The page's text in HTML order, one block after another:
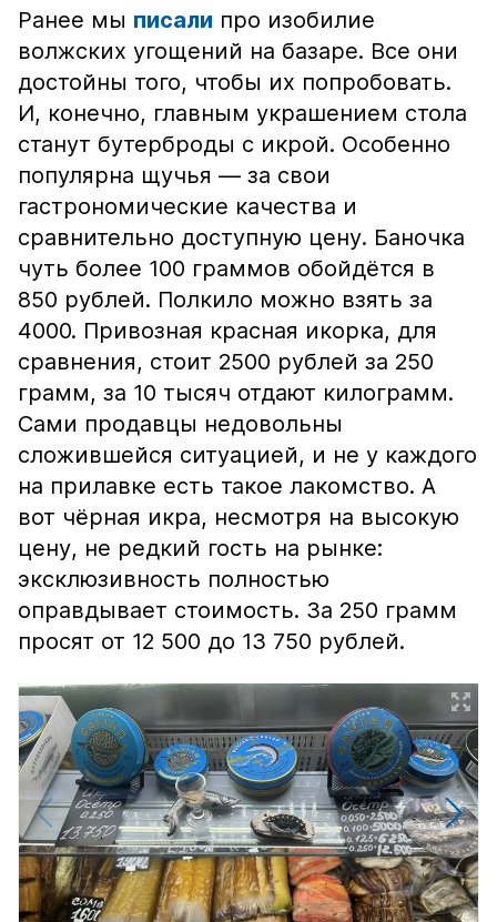
Ранее мы писали про изобилие
волжских угощений на базаре. Все они
достойны того, чтобы их попробовать.
И, конечно, главным украшением стола
станут бутерброды с икрой. Особенно
популярна щучья — за свои
гастрономические качества и
сравнительно доступную цену. Баночка
чуть более 100 граммов обойдётся в
850 рублей. Полкило можно взять за
4000. Привозная красная икорка, для
сравнения, стоит 2500 рублей за 250
грамм, за 10 тысяч отдают килограмм.
Сами продавцы недовольны
сложившейся ситуацией, и не у каждого
на прилавке есть такое лакомство. А
вот чёрная икра, несмотря на высокую
цену, не редкий гость на рынке:
эксклюзивность полностью
оправдывает стоимость. За 250 грамм
просят от 12 500 до 13 750 рублей.